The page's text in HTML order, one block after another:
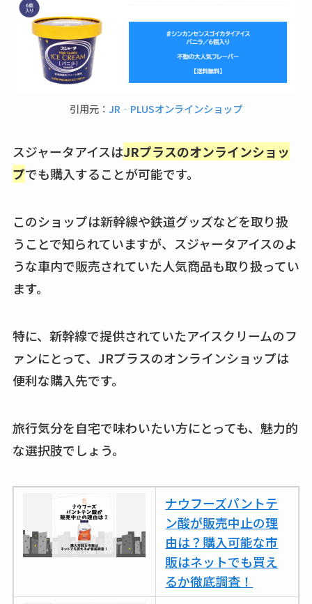
引用元： JR‐PLUSオンラインショップ
スジャータアイスはJRプラスのオンラインショッ
プでも購入することが可能です。
このショップは新幹線や鉄道グッズなどを取り扱
うことで知られていますが、スジャータアイスのよ
うな車内で販売されていた人気商品も取り扱ってい
ます。
特に、新幹線で提供されていたアイスクリームのフ
ァンにとって、JRプラスのオンラインショップは
便利な購入先です。
旅行気分を自宅で味わいたい方にとっても、魅力的
な選択肢でしょう。
ナウフーズパントテ
ン酸が販売中止の理
由は？購入可能な市
販はネットでも買え
るか徹底調査！